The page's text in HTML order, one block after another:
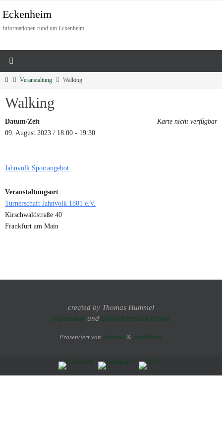
Eckenheim
Informationen rund um Eckenheim
Veranstaltung Walking
Walking
Karte nicht verfügbar
Datum/Zeit
09. August 2023 / 18:00 - 19:30
Jahnvolk Sportangebot
Veranstaltungsort
Turnerschaft Jahnvolk 1881 e.V.
Kirschwaldstraße 40
Frankfurt am Main
created by Thomas Hummel
Impressum und Datenschutzerklärung
Präsentiert von Nirvana & WordPress.